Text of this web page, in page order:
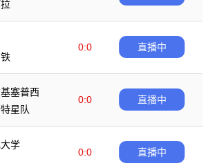
0:0
直播中
塞普西
0:0
星队
直播中
学
0:0
直播中